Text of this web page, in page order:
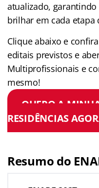
atualizado,
brilhar em cada etapa
Clique abaixo e
editais previstos e
Multiprofissionais e
mesmo!
QUERO A
RESIDÊNCIAS
Resumo do